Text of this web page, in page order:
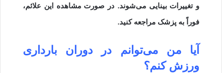
و تغییرات بینایی می‌شوند. در صورت مشاهده این علائم،
فوراً به پزشک مراجعه کنید.
آیا من می‌توانم در دوران بارداری
ورزش کنم؟